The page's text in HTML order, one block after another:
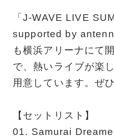
「J-WAVE LIVE
supported by
も横浜アリーナにて
で、熱いライブが楽
用意しています。ぜ
【セットリスト】
01. Samurai